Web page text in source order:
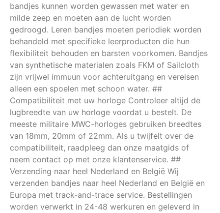
bandjes kunnen worden gewassen met water en
milde zeep en moeten aan de lucht worden
gedroogd. Leren bandjes moeten periodiek worden
behandeld met specifieke leerproducten die hun
flexibiliteit behouden en barsten voorkomen. Bandjes
van synthetische materialen zoals FKM of Sailcloth
zijn vrijwel immuun voor achteruitgang en vereisen
alleen een spoelen met schoon water. ##
Compatibiliteit met uw horloge Controleer altijd de
lugbreedte van uw horloge voordat u bestelt. De
meeste militaire MWC-horloges gebruiken breedtes
van 18mm, 20mm of 22mm. Als u twijfelt over de
compatibiliteit, raadpleeg dan onze maatgids of
neem contact op met onze klantenservice. ##
Verzending naar heel Nederland en België Wij
verzenden bandjes naar heel Nederland en België en
Europa met track-and-trace service. Bestellingen
worden verwerkt in 24-48 werkuren en geleverd in